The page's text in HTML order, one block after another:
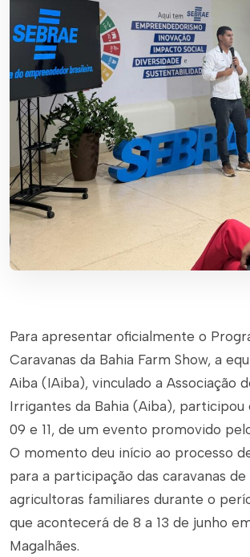
Para apresentar oficialmente o
Caravanas da Bahia Farm Show, a
Aiba (IAiba), vinculado a Associação
Irrigantes da Bahia (Aiba), participou
09 e 11, de um evento promovido
O momento deu início ao processo
para a participação das caravanas
agricultoras familiares durante o
que acontecerá de 8 a 13 de junho
Magalhães.